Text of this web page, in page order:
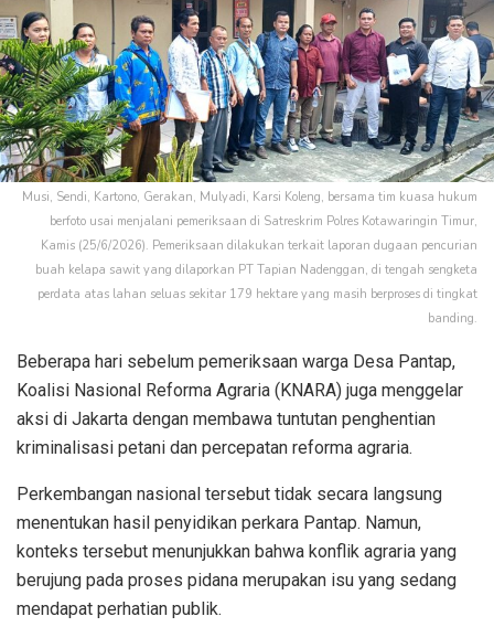
Musi, Sendi, Kartono, Gerakan, Mulyadi, Karsi Koleng, bersama tim kuasa hukum
berfoto usai menjalani pemeriksaan di Satreskrim Polres Kotawaringin Timur,
Kamis (25/6/2026). Pemeriksaan dilakukan terkait laporan dugaan pencurian
buah kelapa sawit yang dilaporkan PT Tapian Nadenggan, di tengah sengketa
perdata atas lahan seluas sekitar 179 hektare yang masih berproses di tingkat
banding.
Beberapa hari sebelum pemeriksaan warga Desa Pantap,
Koalisi Nasional Reforma Agraria (KNARA) juga menggelar
aksi di Jakarta dengan membawa tuntutan penghentian
kriminalisasi petani dan percepatan reforma agraria.
Perkembangan nasional tersebut tidak secara langsung
menentukan hasil penyidikan perkara Pantap. Namun,
konteks tersebut menunjukkan bahwa konflik agraria yang
berujung pada proses pidana merupakan isu yang sedang
mendapat perhatian publik.